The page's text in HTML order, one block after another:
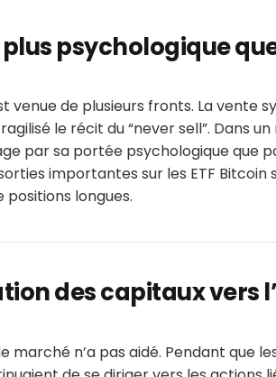
plus psychologique
venue de plusieurs fronts. La vente
le récit du “never sell”. Dans
par sa portée psychologique que
importantes sur les ETF Bitcoin
positions longues.
des capitaux vers
marché n’a pas aidé. Pendant que